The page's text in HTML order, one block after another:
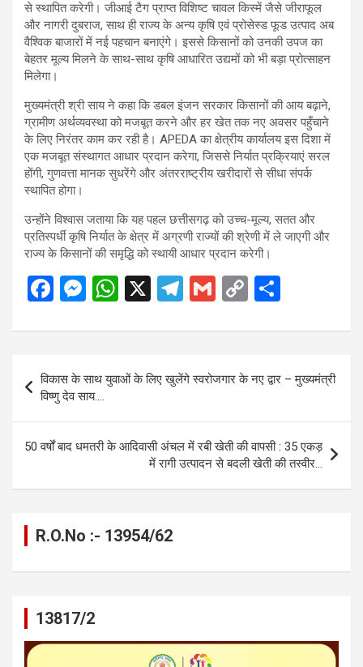
से स्थापित करेगी। जीआई टैग प्राप्त विशिष्ट चावल किस्में जैसे जीराफूल
और नागरी दुबराज, साथ ही राज्य के अन्य कृषि एवं प्रोसेस्ड फूड उत्पाद अब
वैश्विक बाजारों में नई पहचान बनाएंगे। इससे किसानों को उनकी उपज का
बेहतर मूल्य मिलने के साथ-साथ कृषि आधारित उद्यमों को भी बड़ा प्रोत्साहन
मिलेगा।
मुख्यमंत्री श्री साय ने कहा कि डबल इंजन सरकार किसानों की आय बढ़ाने,
ग्रामीण अर्थव्यवस्था को मजबूत करने और हर खेत तक नए अवसर पहुँचाने
के लिए निरंतर काम कर रही है। APEDA का क्षेत्रीय कार्यालय इस दिशा में
एक मजबूत संस्थागत आधार प्रदान करेगा, जिससे निर्यात प्रक्रियाएं सरल
होंगी, गुणवत्ता मानक सुधरेंगे और अंतरराष्ट्रीय खरीदारों से सीधा संपर्क
स्थापित होगा।
उन्होंने विश्वास जताया कि यह पहल छत्तीसगढ़ को उच्च-मूल्य, सतत और
प्रतिस्पर्धी कृषि निर्यात के क्षेत्र में अग्रणी राज्यों की श्रेणी में ले जाएगी और
राज्य के किसानों की समृद्धि को स्थायी आधार प्रदान करेगी।
F
ce
o
o
k
M
se
g
er
W
at
s
A
p
p
X
T
e
gr
a
m
G
ail
C
py
n
k
ar
Post
navigation
विकास के साथ युवाओं के लिए खुलेंगे स्वरोजगार के नए द्वार – मुख्यमंत्री
विष्णु देव साय….
50 वर्षों बाद धमतरी के आदिवासी अंचल में रबी खेती की वापसी : 35 एकड़
में रागी उत्पादन से बदली खेती की तस्वीर…
R.O.No :- 13954/62
13817/2